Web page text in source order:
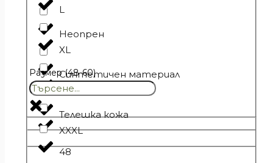
Неопрен
Синтетичен материал
Телешка кожа
L
XL
XXL
XXXL
Размер (48-60)
48